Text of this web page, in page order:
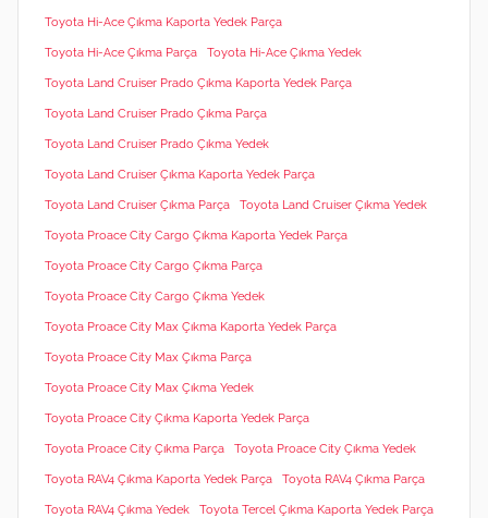
Toyota Hi-Ace Çıkma Kaporta Yedek Parça
Toyota Hi-Ace Çıkma Parça Toyota Hi-Ace Çıkma Yedek
Toyota Land Cruiser Prado Çıkma Kaporta Yedek Parça
Toyota Land Cruiser Prado Çıkma Parça
Toyota Land Cruiser Prado Çıkma Yedek
Toyota Land Cruiser Çıkma Kaporta Yedek Parça
Toyota Land Cruiser Çıkma Parça Toyota Land Cruiser Çıkma Yedek
Toyota Proace City Cargo Çıkma Kaporta Yedek Parça
Toyota Proace City Cargo Çıkma Parça
Toyota Proace City Cargo Çıkma Yedek
Toyota Proace City Max Çıkma Kaporta Yedek Parça
Toyota Proace City Max Çıkma Parça
Toyota Proace City Max Çıkma Yedek
Toyota Proace City Çıkma Kaporta Yedek Parça
Toyota Proace City Çıkma Parça Toyota Proace City Çıkma Yedek
Toyota RAV4 Çıkma Kaporta Yedek Parça Toyota RAV4 Çıkma Parça
Toyota RAV4 Çıkma Yedek Toyota Tercel Çıkma Kaporta Yedek Parça